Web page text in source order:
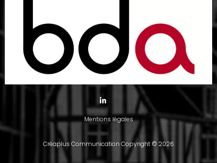
Mentions légales
Créaplus Communication Copyright © 2026